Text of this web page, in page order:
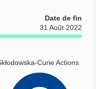
Date de fin
31 Août 2022
Curie Actions